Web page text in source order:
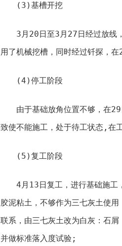
(3)基槽开挖
3月20日至3月27日经过放线
用了机械挖槽，同时经过钎探，
(4)停工阶段
由于基础放角位置不够，在
致使不能施工，处于待工状态,在
(5)复工阶段
4月13日复工，进行基础施工
胶泥粘土，不够作为三七灰土使
联系，由三七灰土改为白灰：石
并做标准落入度试验;